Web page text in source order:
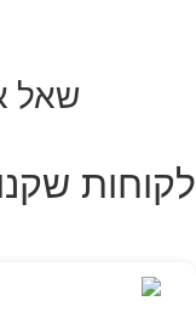
שאל
לקוחות